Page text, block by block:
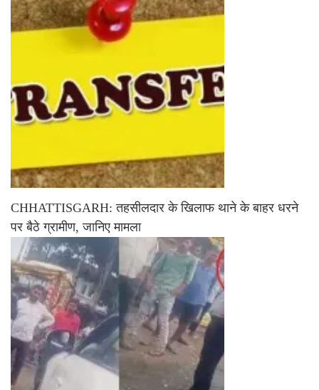
CHHATTISGARH: तहसीलदार के खिलाफ थाने के बाहर धरने
पर बैठे ग्रामीण, जानिए मामला